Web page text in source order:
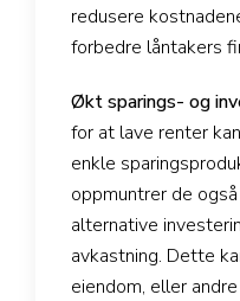
redusere
forbedre låntakers
Økt sparings- og
for at lave renter
enkle
oppmuntrer de
alternative
avkastning. Dette
eiendom, eller